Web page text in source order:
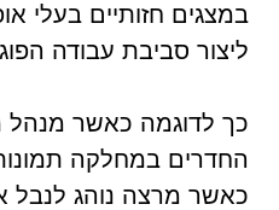
במצגים חזותיים בעלי
ליצור סביבת עבודה
כך לדוגמה כאשר מנהל
החדרים במחלקה תמונות
כאשר מרצה נוהג לנבל